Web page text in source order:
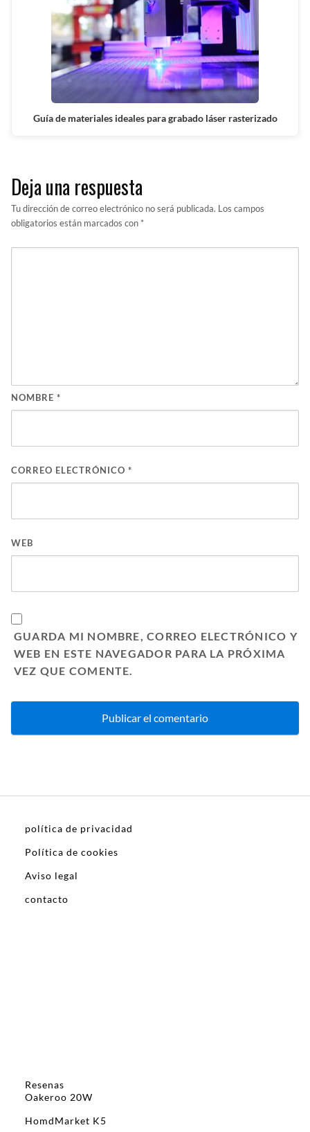
Guía de materiales ideales para grabado láser rasterizado
Deja una respuesta
Tu dirección de correo electrónico no será publicada. Los campos
obligatorios están marcados con *
NOMBRE *
CORREO ELECTRÓNICO *
WEB
GUARDA MI NOMBRE, CORREO ELECTRÓNICO Y
WEB EN ESTE NAVEGADOR PARA LA PRÓXIMA
VEZ QUE COMENTE.
política de privacidad
Política de cookies
Aviso legal
contacto
Resenas
Oakeroo 20W
HomdMarket K5